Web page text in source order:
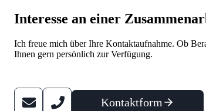
Interesse an einer
Ich freue mich über Ihre Kontaktaufnahme. Ob
Ihnen gern persönlich zur Verfügung.
Kontaktform